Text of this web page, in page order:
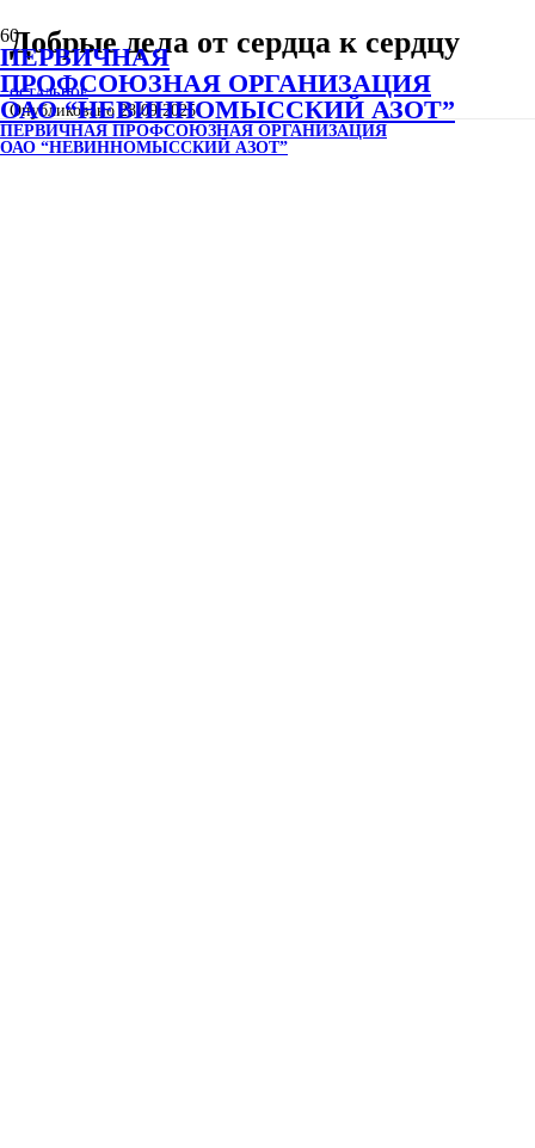
ПЕРВИЧНАЯ
ПРОФСОЮЗНАЯ ОРГАНИЗАЦИЯ
ОАО “НЕВИННОМЫССКИЙ АЗОТ”
ПЕРВИЧНАЯ ПРОФСОЮЗНАЯ ОРГАНИЗАЦИЯ
ОАО “НЕВИННОМЫССКИЙ АЗОТ”
Добрые дела от сердца к сердцу
ОСТАЛЬНОЕ
Опубликовано 28.09.2025